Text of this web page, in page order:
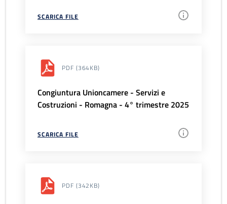
SCARICA FILE
PDF (364KB)
Congiuntura Unioncamere - Servizi e
Costruzioni - Romagna - 4° trimestre 2025
SCARICA FILE
PDF (342KB)